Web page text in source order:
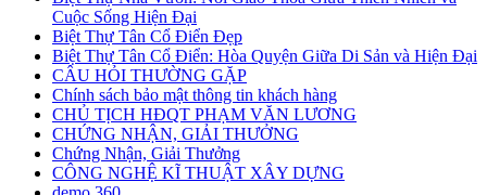
Cuộc Sống Hiện Đại
Biệt Thự Tân Cổ Điển Đẹp
Biệt Thự Tân Cổ Điển: Hòa Quyện Giữa Di Sản và Hiện Đại
CÂU HỎI THƯỜNG GẶP
Chính sách bảo mật thông tin khách hàng
CHỦ TỊCH HĐQT PHẠM VĂN LƯƠNG
CHỨNG NHẬN, GIẢI THƯỞNG
Chứng Nhận, Giải Thưởng
CÔNG NGHỆ KĨ THUẬT XÂY DỰNG